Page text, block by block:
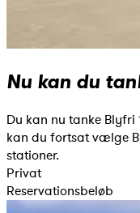
Nu kan du
Du kan nu tanke Blyfri
kan du fortsat vælge
stationer.
Privat
Reservationsbeløb